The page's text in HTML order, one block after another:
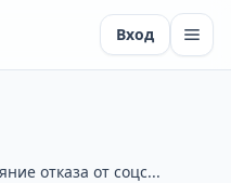
Вход
отказа от соцс...